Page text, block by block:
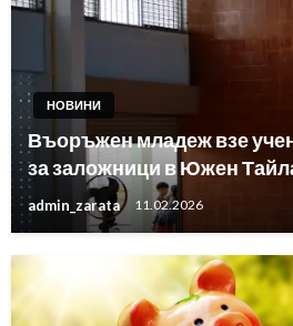
НОВИНИ
Въоръжен младеж взе
за заложници в Южен
admin_zarata 11.02.2026